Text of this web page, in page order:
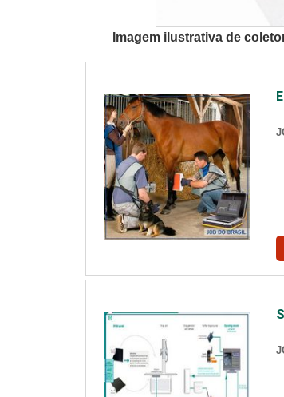
Imagem ilustrativa de